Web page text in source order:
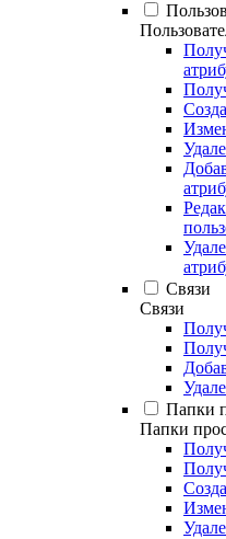
Связи
Связи
Папки
Папки